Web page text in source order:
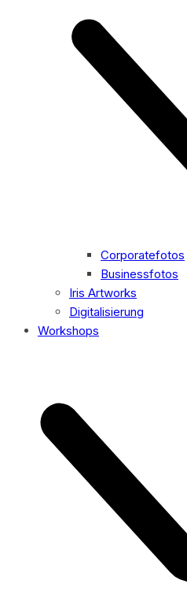
Corporatefotos
Businessfotos
Iris Artworks
Digitalisierung
Workshops